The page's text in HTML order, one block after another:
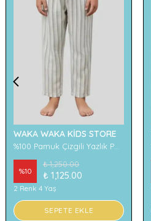
WAKA WAKA KİDS STORE
%10
₺ 1,250.00
₺ 1,125.00
2 Renk 4 Yaş
SEPETE EKLE